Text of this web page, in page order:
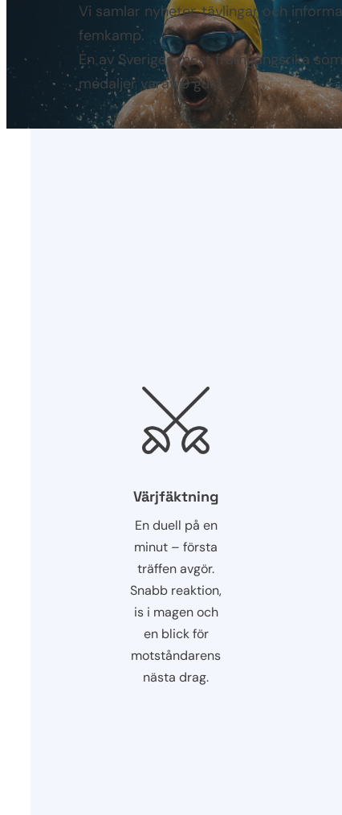
Vi samlar nyheter, tävlingar och
femkamp.
En av Sveriges mest framgångsrika
medaljer varav 9 guld.
Värjfäktning
En duell på en
minut – första
träffen avgör.
Snabb reaktion,
is i magen och
en blick för
motståndarens
nästa drag.